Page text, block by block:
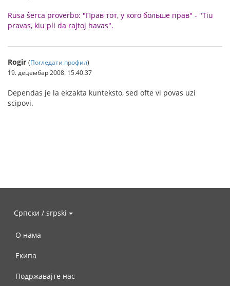
Rusa ŝerca proverbo: "Прав тот, у кого больше прав" - "Tiu
pravas, kiu pli da rajtoj havas".
Rogir (Погледати профил)
19. децембар 2008. 15.40.37
Dependas je la ekzakta kunteksto, sed ofte vi povas uzi
scipovi.
Српски / srpski
О нама
Екипа
Подржавајте нас